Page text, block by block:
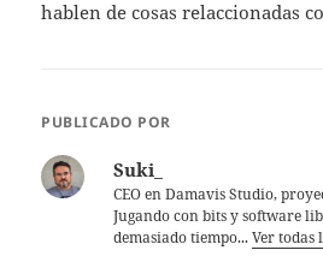
hablen de cosas relaccionadas
PUBLICADO POR
Suki_
CEO en Damavis Studio,
Jugando con bits y software
demasiado tiempo...Ver todas